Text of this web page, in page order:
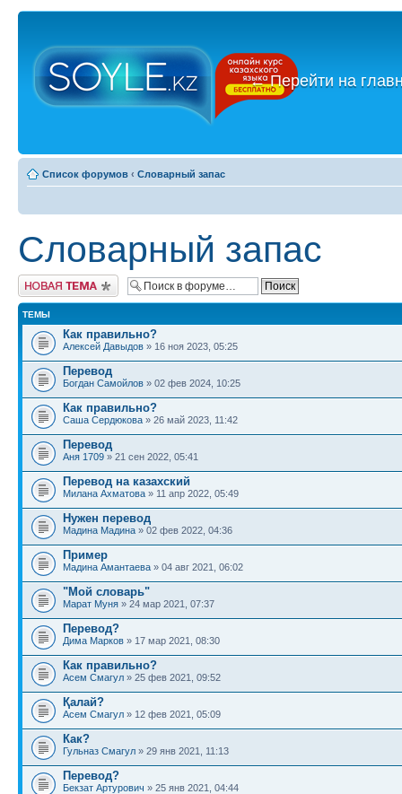
←Перейти на
Список форумов ‹ Словарный запас
Словарный запас
Новая тема
ТЕМЫ
Как правильно?
Алексей Давыдов » 16 ноя 2023, 05:25
Перевод
Богдан Самойлов » 02 фев 2024, 10:25
Как правильно?
Саша Сердюкова » 26 май 2023, 11:42
Перевод
Аня 1709 » 21 сен 2022, 05:41
Перевод на казахский
Милана Ахматова » 11 апр 2022, 05:49
Нужен перевод
Мадина Мадина » 02 фев 2022, 04:36
Пример
Мадина Амантаева » 04 авг 2021, 06:02
"Мой словарь"
Марат Муня » 24 мар 2021, 07:37
Перевод?
Дима Марков » 17 мар 2021, 08:30
Как правильно?
Асем Смагул » 25 фев 2021, 09:52
Қалай?
Асем Смагул » 12 фев 2021, 05:09
Как?
Гульназ Смагул » 29 янв 2021, 11:13
Перевод?
Бекзат Артурович » 25 янв 2021, 04:44